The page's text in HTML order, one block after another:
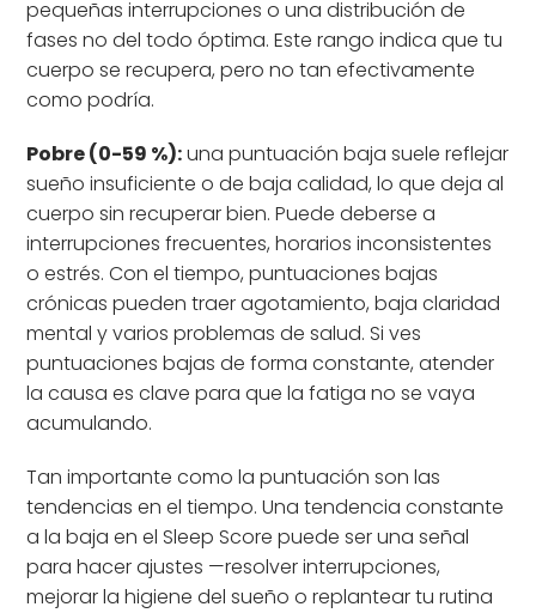
pequeñas interrupciones o una distribución de
fases no del todo óptima. Este rango indica que tu
cuerpo se recupera, pero no tan efectivamente
como podría.
Pobre (0-59 %):una puntuación baja suele reflejar
sueño insuficiente o de baja calidad, lo que deja al
cuerpo sin recuperar bien. Puede deberse a
interrupciones frecuentes, horarios inconsistentes
o estrés. Con el tiempo, puntuaciones bajas
crónicas pueden traer agotamiento, baja claridad
mental y varios problemas de salud. Si ves
puntuaciones bajas de forma constante, atender
la causa es clave para que la fatiga no se vaya
acumulando.
Tan importante como la puntuación son las
tendencias en el tiempo. Una tendencia constante
a la baja en el Sleep Score puede ser una señal
para hacer ajustes —resolver interrupciones,
mejorar la higiene del sueño o replantear tu rutina